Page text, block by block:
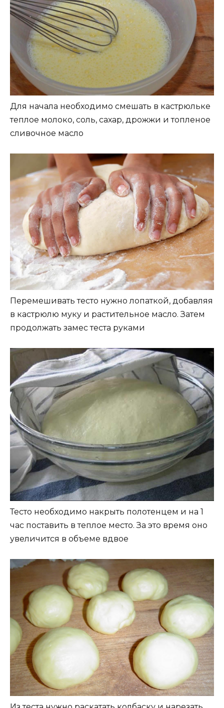
Для начала необходимо смешать в кастрюльке
теплое молоко, соль, сахар, дрожжи и топленое
сливочное масло
Перемешивать тесто нужно лопаткой, добавляя
в кастрюлю муку и растительное масло. Затем
продолжать замес теста руками
Тесто необходимо накрыть полотенцем и на 1
час поставить в теплое место. За это время оно
увеличится в объеме вдвое